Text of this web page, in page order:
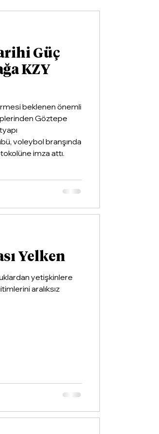
Güç
KZY
beklenen önemli
Göztepe
voleybol branşında
imza attı.
Yelken
yetişkinlere
aralıksız